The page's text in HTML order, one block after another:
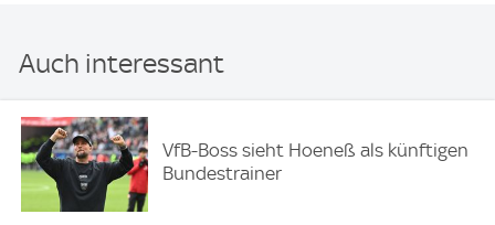
Auch interessant
VfB-Boss sieht Hoeneß als künftigen
Bundestrainer